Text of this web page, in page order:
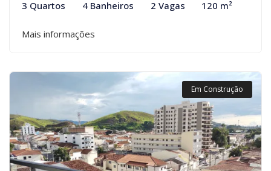
3 Quartos 4 Banheiros 2 Vagas 120 m²
Mais informações
Em Construção